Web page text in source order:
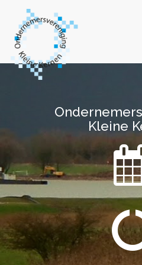
Kleine
Kleine